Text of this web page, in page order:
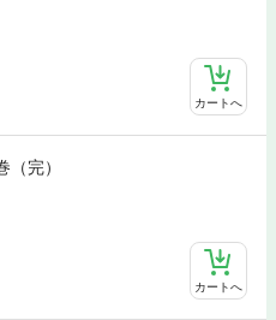
カートへ
完）
カートへ